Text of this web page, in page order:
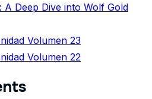
A Deep Dive into Wolf Gold
Volumen 23
Volumen 22